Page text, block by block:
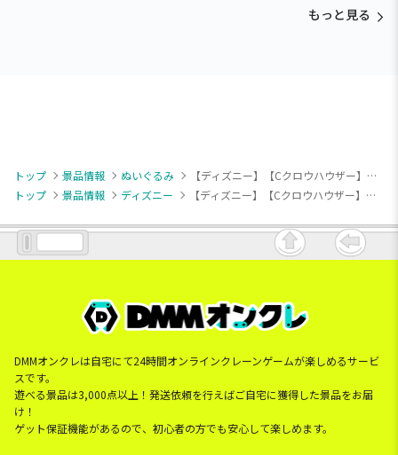
もっと見る
トップ 景品情報 ぬいぐるみ
【ディズニー】【Cクロウハウザー】ズートピア モコモコぬいぐるみ（EX）
トップ
景品情報 ディズニー 【ディズニー】【Cクロウハウザー】ズートピア モコモコぬいぐるみ（EX）
DMMオンクレは自宅にて24時間オンラインクレーンゲームが楽しめるサービ
スです。
遊べる景品は3,000点以上！発送依頼を行えばご自宅に獲得した景品をお届
け！
ゲット保証機能があるので、初心者の方でも安心して楽しめます。